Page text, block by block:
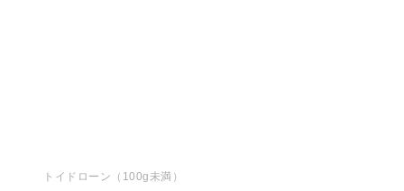
トイドローン（100g未満）